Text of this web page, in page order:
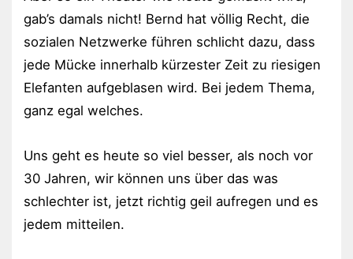
gab’s damals nicht! Bernd hat völlig Recht, die
sozialen Netzwerke führen schlicht dazu, dass
jede Mücke innerhalb kürzester Zeit zu riesigen
Elefanten aufgeblasen wird. Bei jedem Thema,
ganz egal welches.
Uns geht es heute so viel besser, als noch vor
30 Jahren, wir können uns über das was
schlechter ist, jetzt richtig geil aufregen und es
jedem mitteilen.